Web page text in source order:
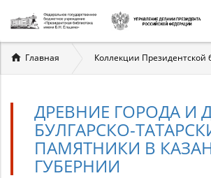
Вы
здесь
Главная Коллекции Президентской
ДРЕВНИЕ ГОРОДА И
БУЛГАРСКО-
ПАМЯТНИКИ В
ГУБЕРНИИ